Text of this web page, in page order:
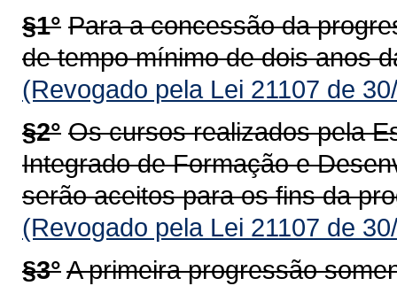
§1° Para a concessão da
de tempo mínimo de dois anos
(Revogado pela Lei 21107 de
§2° Os cursos realizados pela
Integrado de Formação e
serão aceitos para os fins da
(Revogado pela Lei 21107 de
§3°A primeira progressão